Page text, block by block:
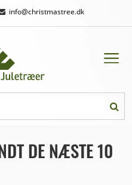
info@christmastree.dk
DE NÆSTE 10